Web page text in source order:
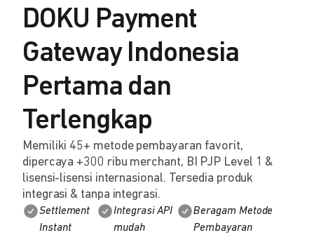
DOKU Payment
Gateway Indonesia
Pertama dan
Terlengkap
Memiliki 45+ metode pembayaran favorit,
dipercaya +300 ribu merchant, BI PJP Level 1 &
lisensi-lisensi internasional. Tersedia produk
integrasi & tanpa integrasi.
Settlement
Instant
Integrasi API
mudah
Beragam Metode
Pembayaran